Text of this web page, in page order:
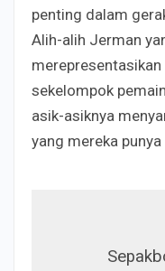
penting dalam
Alih-alih Jerman
merepresentasikan
sekelompok
asik-asiknya
yang mereka